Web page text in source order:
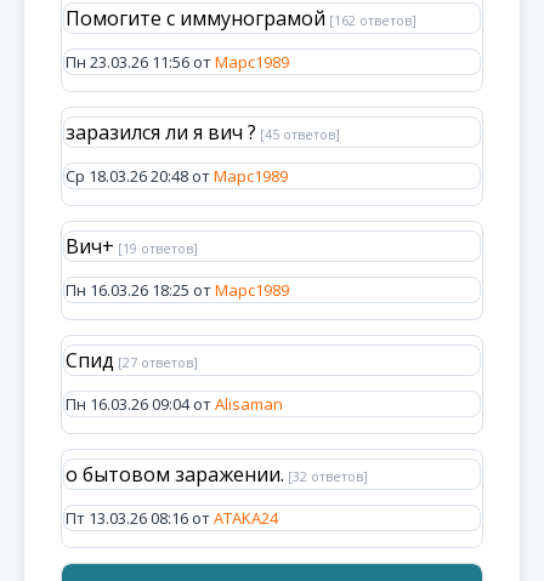
Помогите с иммунограмой [162 ответов]
Пн 23.03.26 11:56 отМарс1989
заразился ли я вич ? [45 ответов]
Ср 18.03.26 20:48 отМарс1989
Вич+ [19 ответов]
Пн 16.03.26 18:25 отМарс1989
Спид [27 ответов]
Пн 16.03.26 09:04 отAlisaman
о бытовом заражении. [32 ответов]
Пт 13.03.26 08:16 отATAKA24